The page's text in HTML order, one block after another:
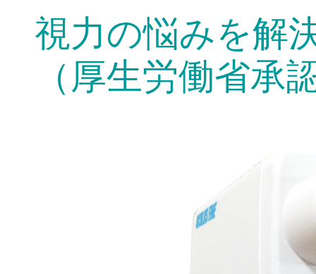
視力の悩みを解
（厚生労働省承